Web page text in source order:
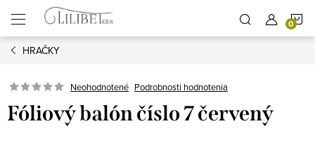
obsah
HRAČKY
Neohodnotené Podrobnosti hodnotenia
Fóliový balón číslo 7 červený